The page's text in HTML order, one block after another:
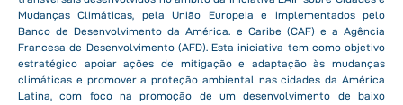
Mudanças Climáticas, pela União Europeia e implementados pelo
Banco de Desenvolvimento da América. e Caribe (CAF) e a Agência
Francesa de Desenvolvimento (AFD). Esta iniciativa tem como objetivo
estratégico apoiar ações de mitigação e adaptação às mudanças
climáticas e promover a proteção ambiental nas cidades da América
Latina, com foco na promoção de um desenvolvimento de baixo